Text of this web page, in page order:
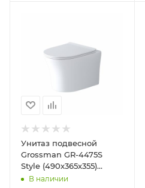
Унитаз подвесной
Grossman GR-4475S
Style (490х365х355)
горизонтальный выпуск
В наличии